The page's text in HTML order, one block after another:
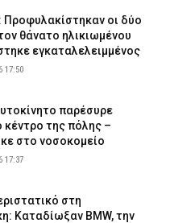
Προφυλακίστηκαν οι δύο
θάνατο ηλικιωμένου
εγκαταλελειμμένος
17:50
παρέσυρε
κέντρο της πόλης –
στο νοσοκομείο
17:37
στη
Καταδίωξαν BMW, την